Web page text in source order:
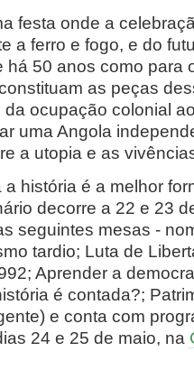
festa onde a
a ferro e fogo, e do
há 50 anos como para
as peças
ocupação colonial
uma Angola
a utopia e as
história é a melhor
decorre a 22 e 23
seguintes mesas -
tardio; Luta de
Aprender a
é contada?;
e conta com
24 e 25 de maio, na